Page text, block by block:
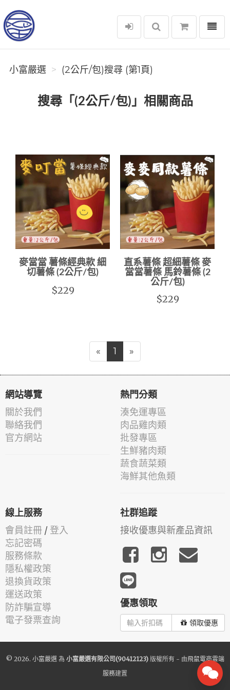
小富嚴選
選單
小富嚴選 (2公斤/包)搜尋 (第1頁)
搜尋「(2公斤/包)」相關商品
麥當當 薯條經典款 細
切薯條 (2公斤/包)
$229
直系薯條 超細薯條 麥
當當薯條 馬鈴薯條 (2
公斤/包)
$229
« 1 »
網站導覽
關於我們
聯絡我們
官方網站
熱門分類
湊免運專區
肉品雞肉類
批發專區
生鮮豬肉類
蔬食蔬菜類
海鮮其他魚類
線上服務
會員註冊 / 登入
忘記密碼
服務條款
隱私權政策
退換貨政策
運送政策
防詐騙宣導
電子發票查詢
社群追蹤
接收優惠與新產品資訊
優惠領取
領取優惠
© 2026. 小富嚴選為 小富嚴選有限公司(90412123)版權所有 - 由飛鼠電商雲端
服務建置